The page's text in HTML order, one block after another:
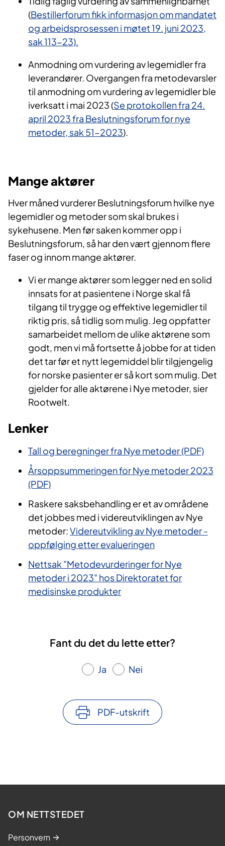
(Bestillerforum fikk informasjon om mandatet
og arbeidsprosessen i møtet 19. juni 2023,
sak 113-23).
Anmodning om vurdering av legemidler fra
leverandører. Overgangen fra metodevarsler
til anmodning om vurdering av legemidler ble
iverksatt i mai 2023 (Se protokollen fra 24.
april 2023 fra Beslutningsforum for nye
metoder, sak 51-2023).
Mange aktører
Hver måned vurderer Beslutningsforum hvilke nye
legemidler og metoder som skal brukes i
sykehusene. Men før saken kommer opp i
Beslutningsforum, så har den vært gjennom flere
faser og innom mange aktører.
Vi er mange aktører som legger ned en solid
innsats for at pasientene i Norge skal få
tilgang til trygge og effektive legemidler til
riktig pris, så tidlig som mulig. Jeg oppfatter
samarbeidet mellom de ulike aktørene som
godt, men vi må fortsette å jobbe for at tiden
det tar før et nytt legemiddel blir tilgjengelig
for norske pasienter er så kort som mulig. Det
gjelder for alle aktørene i Nye metoder, sier
Rootwelt.
Lenker
Tall og beregninger fra Nye metoder (PDF)
Årsoppsummeringen for Nye metoder 2023
(PDF)
Raskere saksbehandling er et av områdene
det jobbes med i videreutviklingen av Nye
metoder:Videreutvikling av Nye metoder -
oppfølging etter evalueringen
Nettsak "Metodevurderinger for Nye
metoder i 2023" hos Direktoratet for
medisinske produkter
Fant du det du lette etter?
Ja Nei
PDF-utskrift
OM NETTSTEDET
Personvern